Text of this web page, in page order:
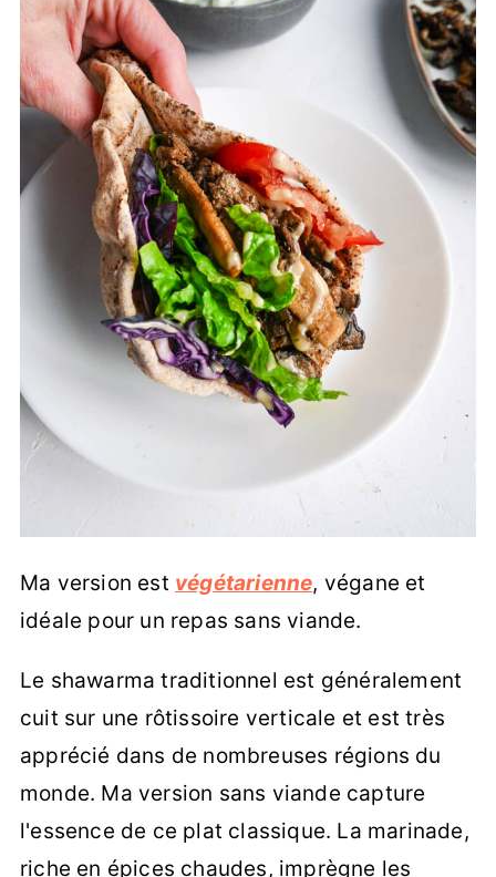
Ma version est végétarienne, végane et
idéale pour un repas sans viande.
Le shawarma traditionnel est généralement
cuit sur une rôtissoire verticale et est très
apprécié dans de nombreuses régions du
monde. Ma version sans viande capture
l'essence de ce plat classique. La marinade,
riche en épices chaudes, imprègne les